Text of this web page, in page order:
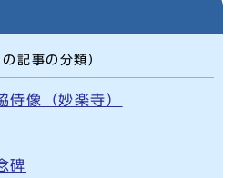
の記事の分類）
像（妙楽寺）
碑